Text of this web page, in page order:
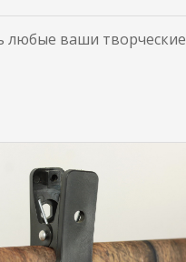
ваши